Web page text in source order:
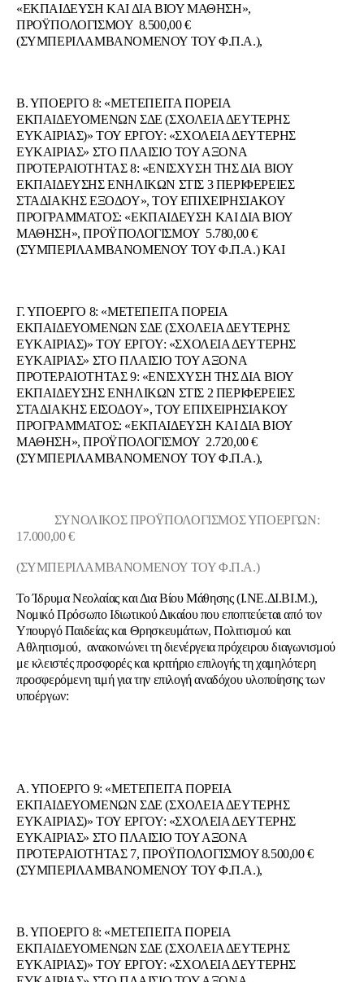
«ΕΚΠΑΙΔΕΥΣΗ ΚΑΙ ΔΙΑ ΒΙΟΥ ΜΑΘΗΣΗ»,
ΠΡΟΫΠΟΛΟΓΙΣΜΟΥ 8.500,00 €
(ΣΥΜΠΕΡΙΛΑΜΒΑΝΟΜΕΝΟΥ ΤΟΥ Φ.Π.Α.),
Β. ΥΠΟΕΡΓΟ 8: «ΜΕΤΕΠΕΙΤΑ ΠΟΡΕΙΑ
ΕΚΠΑΙΔΕΥΟΜΕΝΩΝ ΣΔΕ (ΣΧΟΛΕΙΑ ΔΕΥΤΕΡΗΣ
ΕΥΚΑΙΡΙΑΣ)» ΤΟΥ ΕΡΓΟΥ: «ΣΧΟΛΕΙΑ ΔΕΥΤΕΡΗΣ
ΕΥΚΑΙΡΙΑΣ» ΣΤΟ ΠΛΑΙΣΙΟ ΤΟΥ ΑΞΟΝΑ
ΠΡΟΤΕΡΑΙΟΤΗΤΑΣ 8: «ΕΝΙΣΧΥΣΗ ΤΗΣ ΔΙΑ ΒΙΟΥ
ΕΚΠΑΙΔΕΥΣΗΣ ΕΝΗΛΙΚΩΝ ΣΤΙΣ 3 ΠΕΡΙΦΕΡΕΙΕΣ
ΣΤΑΔΙΑΚΗΣ ΕΞΟΔΟΥ», ΤΟΥ ΕΠΙΧΕΙΡΗΣΙΑΚΟΥ
ΠΡΟΓΡΑΜΜΑΤΟΣ: «ΕΚΠΑΙΔΕΥΣΗ ΚΑΙ ΔΙΑ ΒΙΟΥ
ΜΑΘΗΣΗ», ΠΡΟΫΠΟΛΟΓΙΣΜΟΥ 5.780,00 €
(ΣΥΜΠΕΡΙΛΑΜΒΑΝΟΜΕΝΟΥ ΤΟΥ Φ.Π.Α.) ΚΑΙ
Γ. ΥΠΟΕΡΓΟ 8: «ΜΕΤΕΠΕΙΤΑ ΠΟΡΕΙΑ
ΕΚΠΑΙΔΕΥΟΜΕΝΩΝ ΣΔΕ (ΣΧΟΛΕΙΑ ΔΕΥΤΕΡΗΣ
ΕΥΚΑΙΡΙΑΣ)» ΤΟΥ ΕΡΓΟΥ: «ΣΧΟΛΕΙΑ ΔΕΥΤΕΡΗΣ
ΕΥΚΑΙΡΙΑΣ» ΣΤΟ ΠΛΑΙΣΙΟ ΤΟΥ ΑΞΟΝΑ
ΠΡΟΤΕΡΑΙΟΤΗΤΑΣ 9: «ΕΝΙΣΧΥΣΗ ΤΗΣ ΔΙΑ ΒΙΟΥ
ΕΚΠΑΙΔΕΥΣΗΣ ΕΝΗΛΙΚΩΝ ΣΤΙΣ 2 ΠΕΡΙΦΕΡΕΙΕΣ
ΣΤΑΔΙΑΚΗΣ ΕΙΣΟΔΟΥ», ΤΟΥ ΕΠΙΧΕΙΡΗΣΙΑΚΟΥ
ΠΡΟΓΡΑΜΜΑΤΟΣ: «ΕΚΠΑΙΔΕΥΣΗ ΚΑΙ ΔΙΑ ΒΙΟΥ
ΜΑΘΗΣΗ», ΠΡΟΫΠΟΛΟΓΙΣΜΟΥ 2.720,00 €
(ΣΥΜΠΕΡΙΛΑΜΒΑΝΟΜΕΝΟΥ ΤΟΥ Φ.Π.Α.),
ΣΥΝΟΛΙΚΟΣ ΠΡΟΫΠΟΛΟΓΙΣΜΟΣ ΥΠΟΕΡΓΩΝ:
17.000,00 €
(ΣΥΜΠΕΡΙΛΑΜΒΑΝΟΜΕΝΟΥ ΤΟΥ Φ.Π.Α.)
Το Ίδρυμα Νεολαίας και Δια Βίου Μάθησης (Ι.ΝΕ.ΔΙ.ΒΙ.Μ.),
Νομικό Πρόσωπο Ιδιωτικού Δικαίου που εποπτεύεται από τον
Υπουργό Παιδείας και Θρησκευμάτων, Πολιτισμού και
Αθλητισμού, ανακοινώνει τη διενέργεια πρόχειρου διαγωνισμού
με κλειστές προσφορές και κριτήριο επιλογής τη χαμηλότερη
προσφερόμενη τιμή για την επιλογή αναδόχου υλοποίησης των
υποέργων:
Α. ΥΠΟΕΡΓΟ 9: «ΜΕΤΕΠΕΙΤΑ ΠΟΡΕΙΑ
ΕΚΠΑΙΔΕΥΟΜΕΝΩΝ ΣΔΕ (ΣΧΟΛΕΙΑ ΔΕΥΤΕΡΗΣ
ΕΥΚΑΙΡΙΑΣ)» ΤΟΥ ΕΡΓΟΥ: «ΣΧΟΛΕΙΑ ΔΕΥΤΕΡΗΣ
ΕΥΚΑΙΡΙΑΣ» ΣΤΟ ΠΛΑΙΣΙΟ ΤΟΥ ΑΞΟΝΑ
ΠΡΟΤΕΡΑΙΟΤΗΤΑΣ 7, ΠΡΟΫΠΟΛΟΓΙΣΜΟΥ 8.500,00 €
(ΣΥΜΠΕΡΙΛΑΜΒΑΝΟΜΕΝΟΥ ΤΟΥ Φ.Π.Α.),
Β. ΥΠΟΕΡΓΟ 8: «ΜΕΤΕΠΕΙΤΑ ΠΟΡΕΙΑ
ΕΚΠΑΙΔΕΥΟΜΕΝΩΝ ΣΔΕ (ΣΧΟΛΕΙΑ ΔΕΥΤΕΡΗΣ
ΕΥΚΑΙΡΙΑΣ)» ΤΟΥ ΕΡΓΟΥ: «ΣΧΟΛΕΙΑ ΔΕΥΤΕΡΗΣ